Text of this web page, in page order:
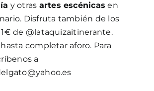
y otras artes escénicas en
Disfruta también de los
1€ de @lataquizaitinerante.
completar aforo. Para
a